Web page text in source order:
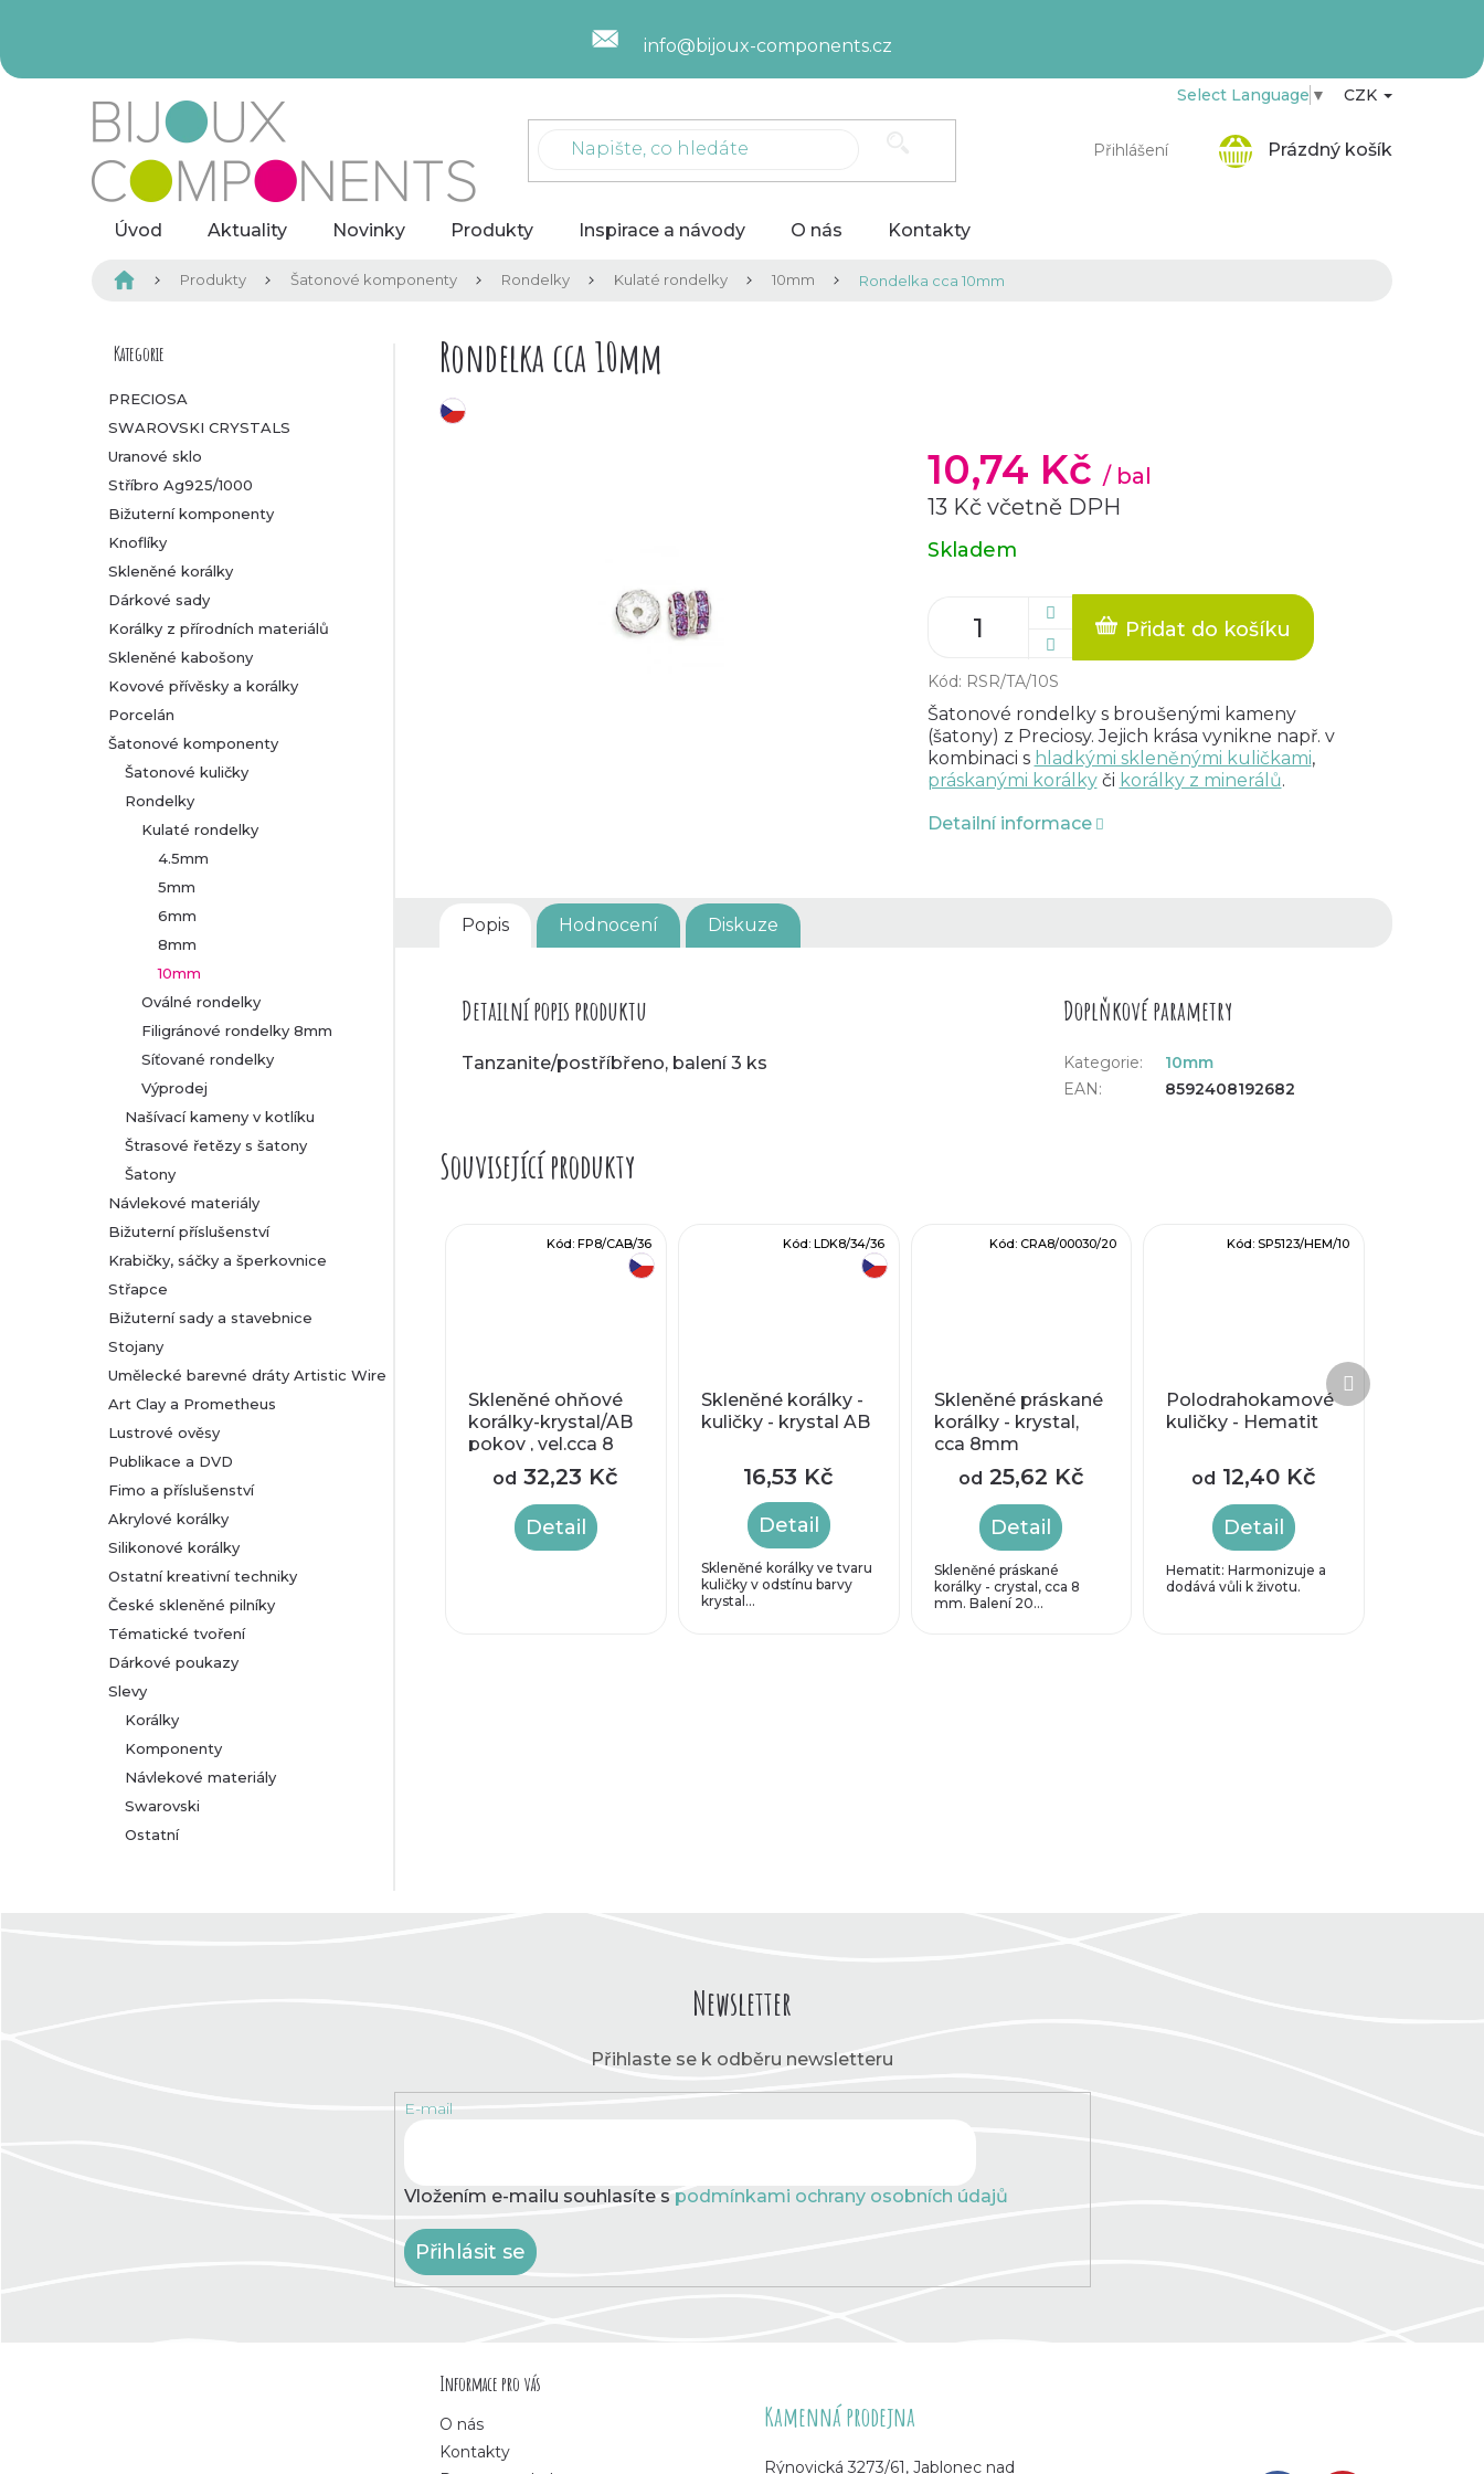
info@bijoux-components.cz
Přihlášení
Select Language ▼ CZK
Prázdný košík
Úvod Aktuality Novinky Produkty Inspirace a návody O nás Kontakty
Domů Produkty Šatonové komponenty Rondelky Kulaté rondelky 10mm Rondelka cca 10mm
P
o
s
t
r
a
n
n
í
Přeskočit
Kategorie
PRECIOSA
SWAROVSKI CRYSTALS
Uranové sklo
Stříbro Ag925/1000
Bižuterní komponenty
Knoflíky
Skleněné korálky
Dárkové sady
Korálky z přírodních materiálů
Skleněné kabošony
Kovové přívěsky a korálky
Porcelán
Šatonové komponenty
Šatonové kuličky
Rondelky
Kulaté rondelky
4.5mm
5mm
6mm
8mm
10mm
Oválné rondelky
Filigránové rondelky 8mm
Síťované rondelky
Výprodej
Našívací kameny v kotlíku
Štrasové řetězy s šatony
Šatony
Návlekové materiály
Bižuterní příslušenství
Krabičky, sáčky a šperkovnice
Střapce
Bižuterní sady a stavebnice
Stojany
Umělecké barevné dráty Artistic Wire
Art Clay a Prometheus
Lustrové ověsy
Publikace a DVD
Fimo a příslušenství
Akrylové korálky
Silikonové korálky
Ostatní kreativní techniky
České skleněné pilníky
Tématické tvoření
Dárkové poukazy
Slevy
Korálky
Komponenty
Návlekové materiály
Swarovski
Ostatní
Rondelka cca 10mm
10,74 Kč / bal
13 Kč včetně DPH
Měrná
cena:
Skladem
Přidat do košíku
Kód: RSR/TA/10S
Šatonové rondelky s broušenými kameny
(šatony) z Preciosy. Jejich krása vynikne např. v
kombinaci s hladkými skleněnými kuličkami,
práskanými korálkyči korálky z minerálů.
Detailní informace
Popis Hodnocení Diskuze
Detailní popis produktu
Tanzanite/postříbřeno, balení 3 ks
Doplňkové parametry
Kategorie:
10mm
EAN: 8592408192682
Související produkty
Skleněné ohňové
korálky-krystal/AB
pokov , vel.cca 8
od 32,23 Kč
Detail
Kód: FP8/CAB/36
Skleněné korálky -
kuličky - krystal AB
16,53 Kč
Detail
Skleněné korálky ve tvaru
kuličky v odstínu barvy
krystal...
Kód: LDK8/34/36
Skleněné práskané
korálky - krystal,
cca 8mm
od 25,62 Kč
Detail
Skleněné práskané
korálky - crystal, cca 8
mm. Balení 20...
Kód: CRA8/00030/20
Polodrahokamové
kuličky - Hematit
od 12,40 Kč
Detail
Hematit: Harmonizuje a
dodává vůli k životu.
Kód: SP5123/HEM/10
Další
produkt
Newsletter
Přihlaste se k odběru newsletteru
E-mail
Vložením e-mailu souhlasíte s podmínkami ochrany osobních údajů
Přihlásit se
Informace pro vás
O nás
Kontakty
Kamenná prodejna
Rýnovická 3273/61, Jablonec nad